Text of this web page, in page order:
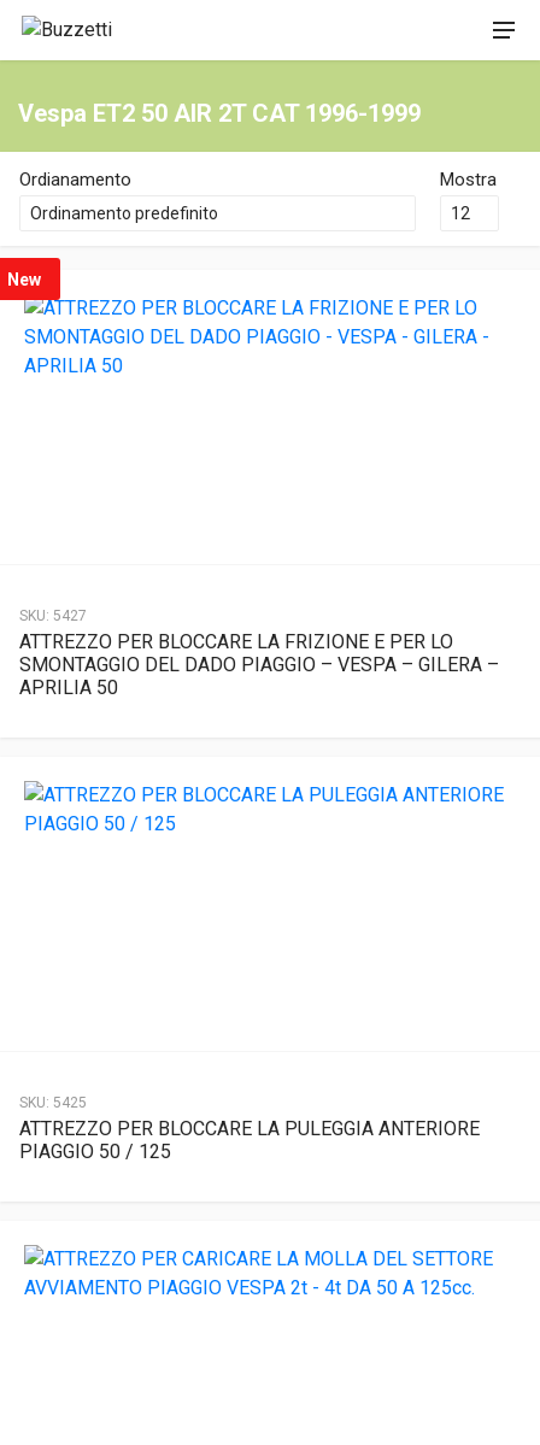
Vespa ET2 50 AIR 2T CAT 1996-1999
Ordianamento Mostra
New
SKU: 5427
ATTREZZO PER BLOCCARE LA FRIZIONE E PER LO
SMONTAGGIO DEL DADO PIAGGIO – VESPA – GILERA –
APRILIA 50
SKU: 5425
ATTREZZO PER BLOCCARE LA PULEGGIA ANTERIORE
PIAGGIO 50 / 125